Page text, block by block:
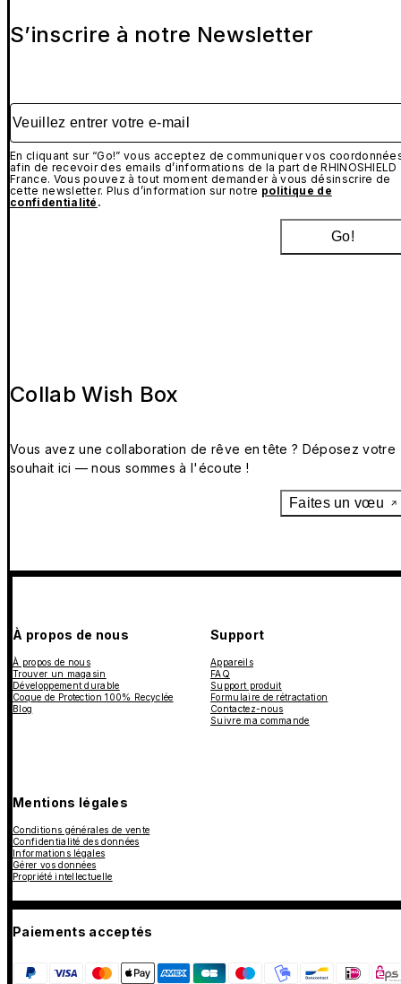
S’inscrire à notre Newsletter
Veuillez entrer votre e-mail
En cliquant sur “Go!” vous acceptez de communiquer vos
afin de recevoir des emails d’informations de la part de RHINOSHIELD
France. Vous pouvez à tout moment demander à vous désinscrire de
cette newsletter. Plus d’information sur notre politique de
confidentialité .
Go!
Collab Wish Box
Vous avez une collaboration de rêve en tête ? Déposez votre
souhait ici — nous sommes à l'écoute !
Faites un vœu
À propos de nous
À propos de nous
Trouver un magasin
Développement durable
Coque de Protection 100% Recyclée
Blog
Support
Appareils
FAQ
Support produit
Formulaire de rétractation
Contactez-nous
Suivre ma commande
Mentions légales
Conditions générales de vente
Confidentialité des données
Informations légales
Gérer vos données
Propriété intellectuelle
Paiements acceptés